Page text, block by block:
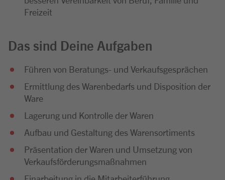
Freizeit
Das sind Deine Aufgaben
Führen von Beratungs- und Verkaufsgesprächen
Ermittlung des Warenbedarfs und Disposition der
Ware
Lagerung und Kontrolle der Waren
Aufbau und Gestaltung des Warensortiments
Präsentation der Waren und Umsetzung von
Verkaufsförderungsmaßnahmen